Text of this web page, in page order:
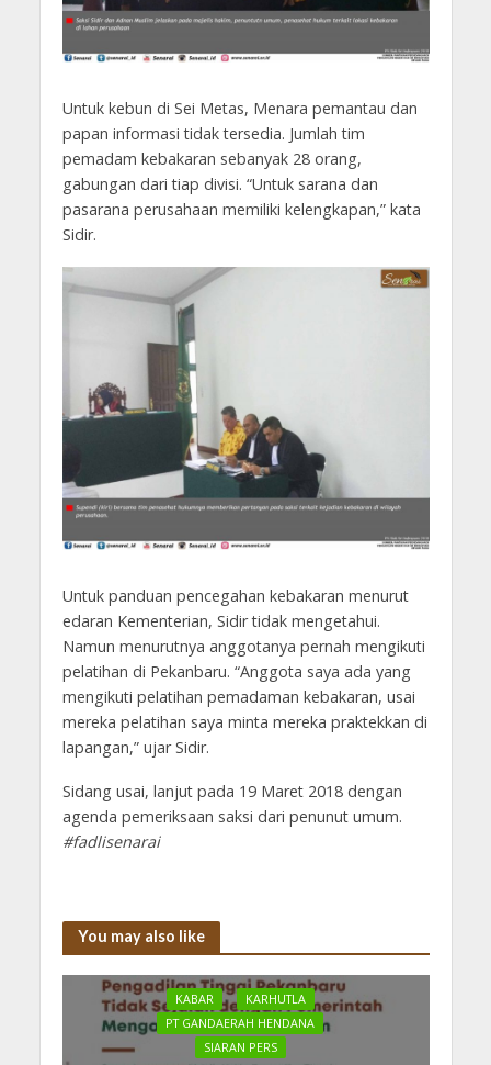
Untuk kebun di Sei Metas, Menara pemantau dan
papan informasi tidak tersedia. Jumlah tim
pemadam kebakaran sebanyak 28 orang,
gabungan dari tiap divisi. “Untuk sarana dan
pasarana perusahaan memiliki kelengkapan,” kata
Sidir.
Untuk panduan pencegahan kebakaran menurut
edaran Kementerian, Sidir tidak mengetahui.
Namun menurutnya anggotanya pernah mengikuti
pelatihan di Pekanbaru. “Anggota saya ada yang
mengikuti pelatihan pemadaman kebakaran, usai
mereka pelatihan saya minta mereka praktekkan di
lapangan,” ujar Sidir.
Sidang usai, lanjut pada 19 Maret 2018 dengan
agenda pemeriksaan saksi dari penunut umum.
#fadlisenarai
You may also like
KABAR
KARHUTLA
PT GANDAERAH HENDANA
SIARAN PERS